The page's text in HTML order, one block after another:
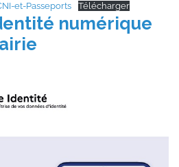
et-Passeports Télécharger
numérique